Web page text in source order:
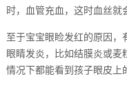
时，血管充血，这时血丝就
至于宝宝眼睑发红的原因，
眼睛发炎，比如结膜炎或麦
情况下都能看到孩子眼皮上